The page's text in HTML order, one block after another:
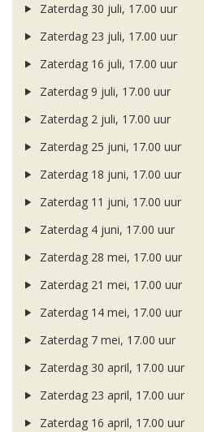
Zaterdag 30 juli, 17.00 uur
Zaterdag 23 juli, 17.00 uur
Zaterdag 16 juli, 17.00 uur
Zaterdag 9 juli, 17.00 uur
Zaterdag 2 juli, 17.00 uur
Zaterdag 25 juni, 17.00 uur
Zaterdag 18 juni, 17.00 uur
Zaterdag 11 juni, 17.00 uur
Zaterdag 4 juni, 17.00 uur
Zaterdag 28 mei, 17.00 uur
Zaterdag 21 mei, 17.00 uur
Zaterdag 14 mei, 17.00 uur
Zaterdag 7 mei, 17.00 uur
Zaterdag 30 april, 17.00 uur
Zaterdag 23 april, 17.00 uur
Zaterdag 16 april, 17.00 uur